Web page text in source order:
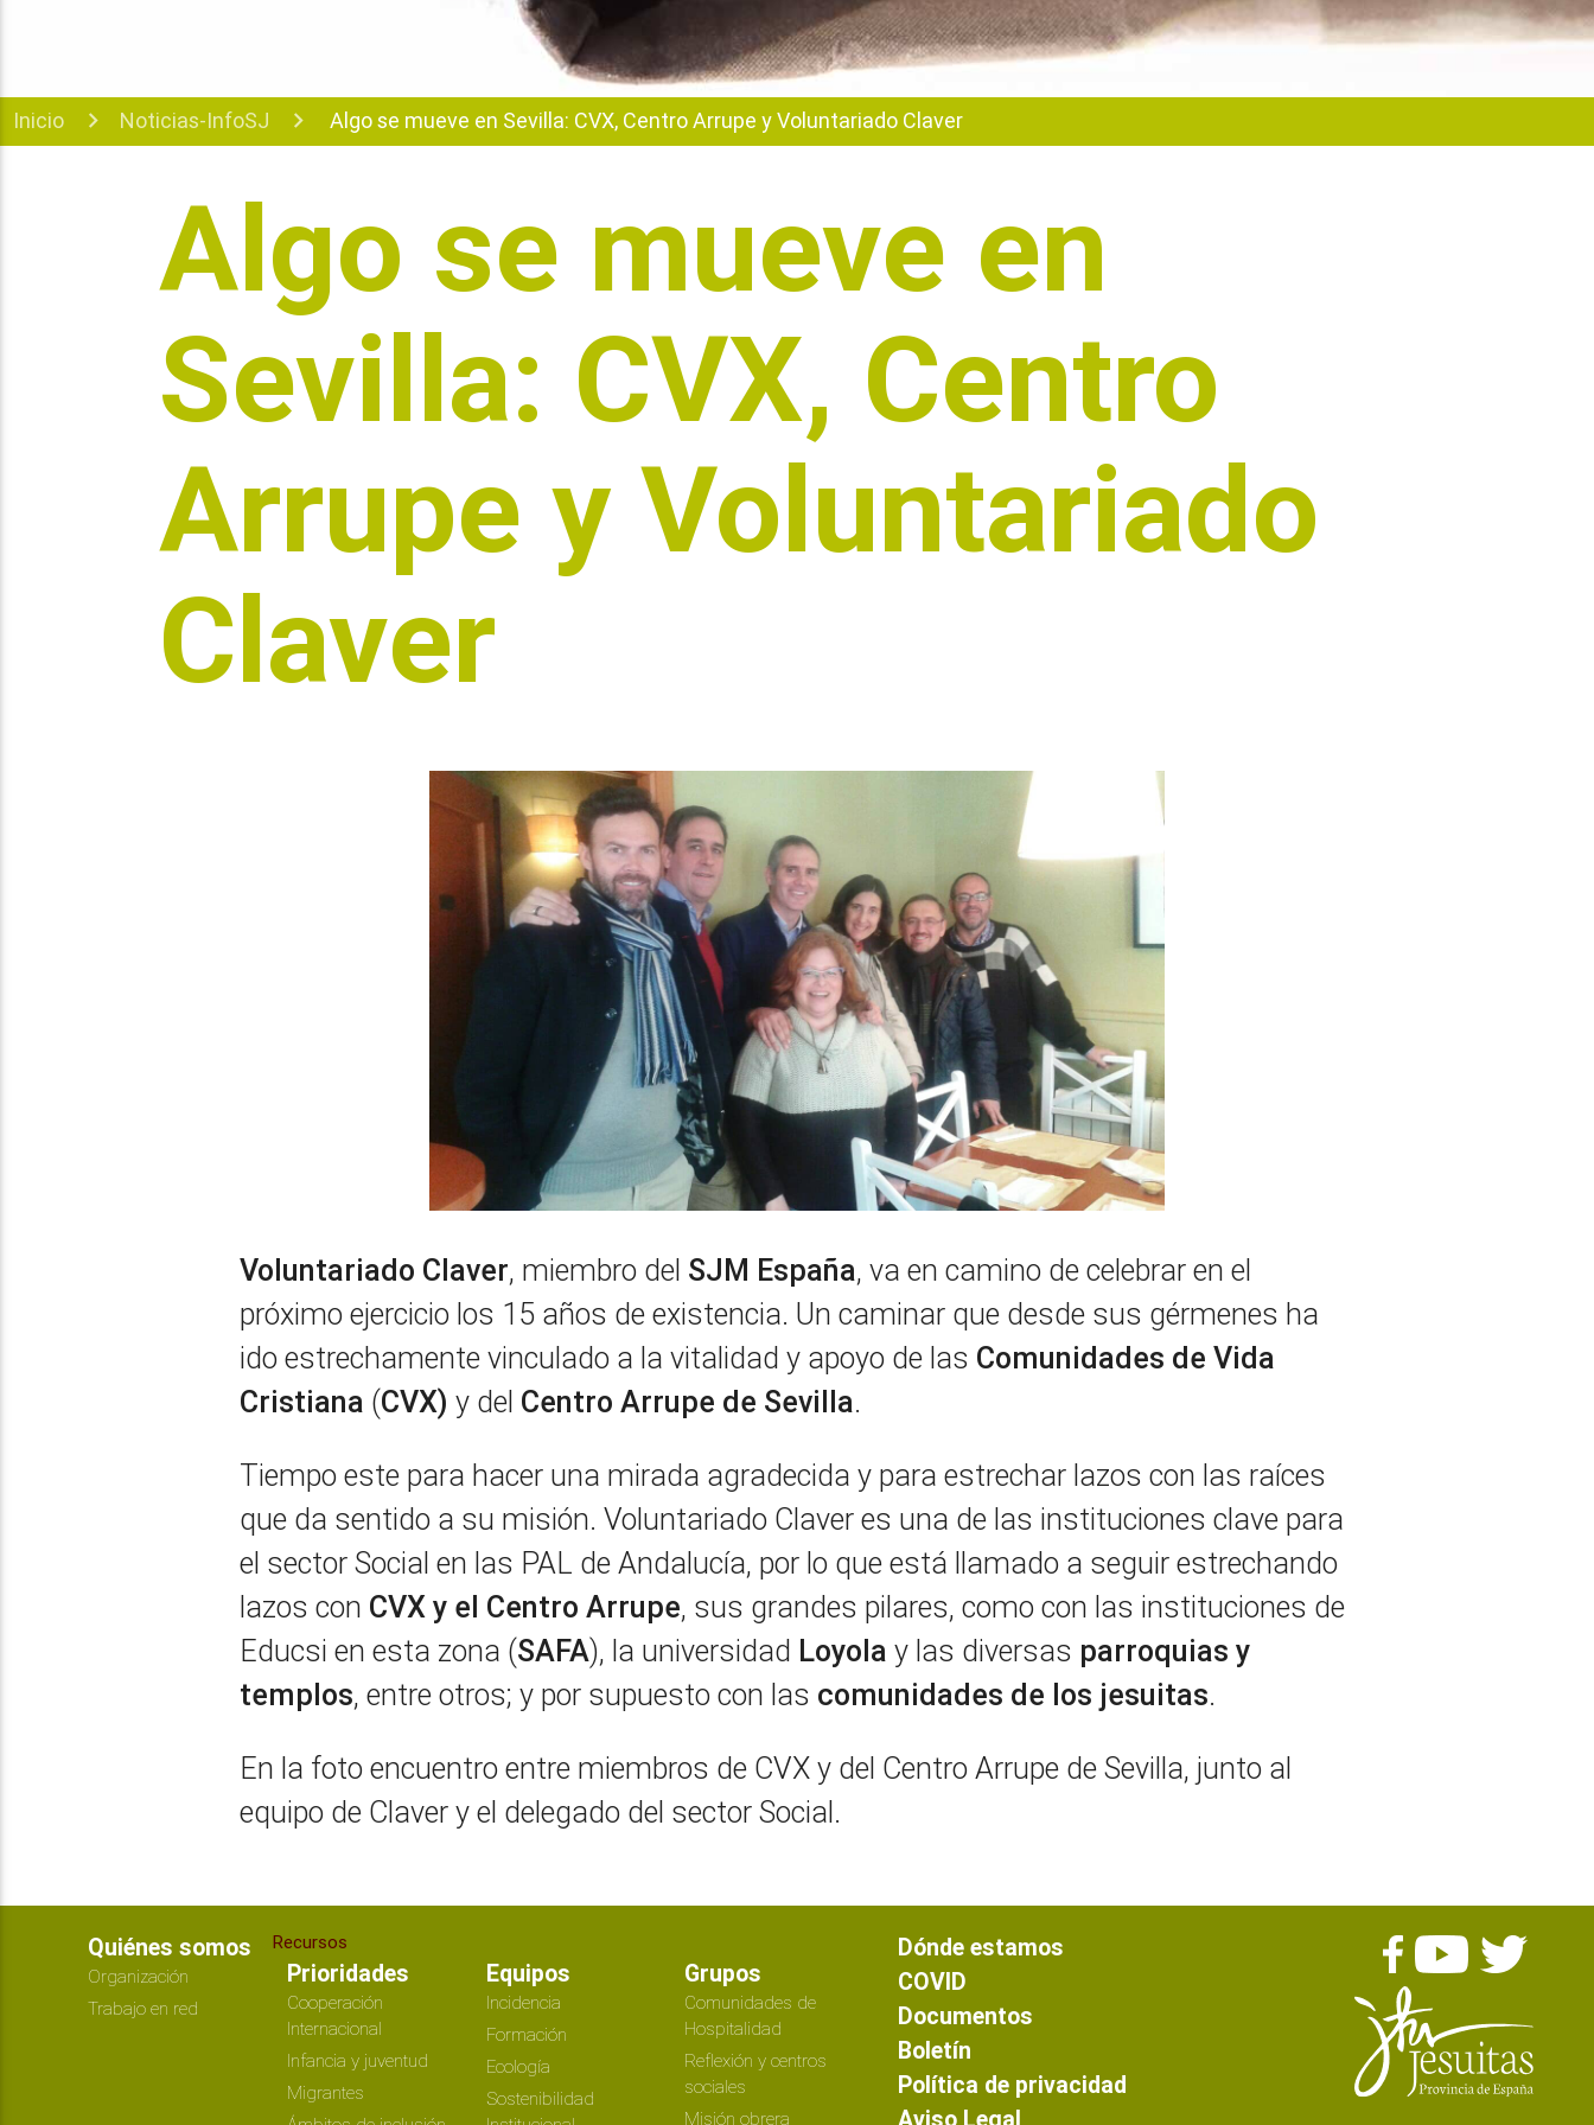
Inicio Noticias-InfoSJ Algo se mueve en Sevilla: CVX, Centro Arrupe y Voluntariado Claver
Algo se mueve en
Sevilla: CVX, Centro
Arrupe y Voluntariado
Claver
Voluntariado Claver, miembro del SJM España, va en camino de celebrar en el
próximo ejercicio los 15 años de existencia. Un caminar que desde sus gérmenes ha
ido estrechamente vinculado a la vitalidad y apoyo de las Comunidades de Vida
Cristiana (CVX) y del Centro Arrupe de Sevilla.
Tiempo este para hacer una mirada agradecida y para estrechar lazos con las raíces
que da sentido a su misión. Voluntariado Claver es una de las instituciones clave para
el sector Social en las PAL de Andalucía, por lo que está llamado a seguir estrechando
lazos con CVX y el Centro Arrupe, sus grandes pilares, como con las instituciones de
Educsi en esta zona (SAFA), la universidad Loyola y las diversas parroquias y
templos, entre otros; y por supuesto con las comunidades de los jesuitas.
En la foto encuentro entre miembros de CVX y del Centro Arrupe de Sevilla, junto al
equipo de Claver y el delegado del sector Social.
Quiénes somos
Organización
Trabajo en red
Recursos
Prioridades
Cooperación
Internacional
Infancia y juventud
Migrantes
Equipos
Incidencia
Formación
Ecología
Sostenibilidad
Grupos
Comunidades de
Hospitalidad
Reflexión y centros
sociales
Misión obrera
Dónde estamos
COVID
Documentos
Boletín
Política de privacidad
Aviso Legal